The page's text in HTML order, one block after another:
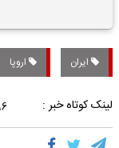
ایران اروپا
لینک کوتاه خبر :